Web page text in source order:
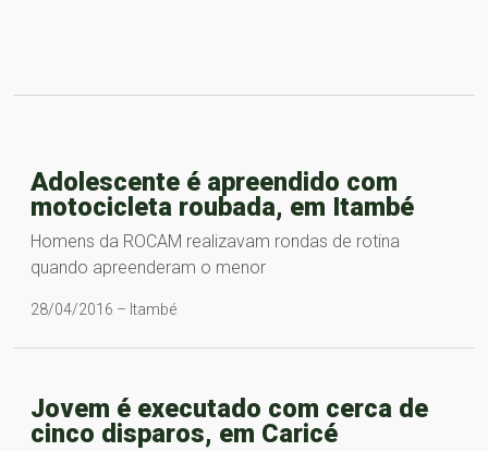
Adolescente é apreendido com
motocicleta roubada, em Itambé
Homens da ROCAM realizavam rondas de rotina
quando apreenderam o menor
28/04/2016 – Itambé
Jovem é executado com cerca de
cinco disparos, em Caricé